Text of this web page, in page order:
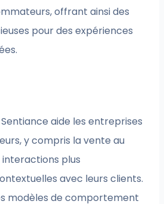
offrant ainsi des
pour des expériences
aide les entreprises
y compris la vente au
plus
avec leurs clients.
modèles de comportement